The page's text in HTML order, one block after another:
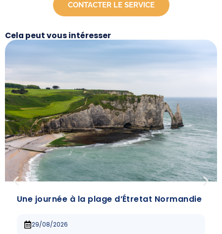
CONTACTER LE SERVICE
Cela peut vous intéresser
Une journée à la plage d’Étretat Normandie
29/08/2026